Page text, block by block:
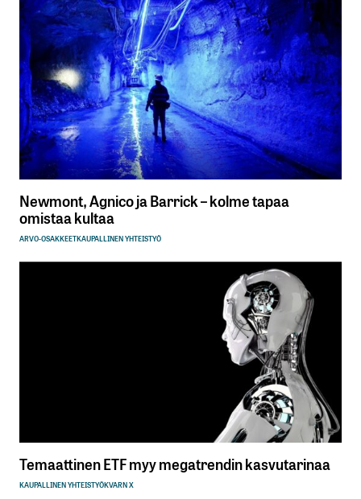
Newmont, Agnico ja Barrick – kolme tapaa
omistaa kultaa
ARVO-OSAKKEETKAUPALLINEN YHTEISTYÖ
Temaattinen ETF myy megatrendin kasvutarinaa
KAUPALLINEN YHTEISTYÖKVARN X